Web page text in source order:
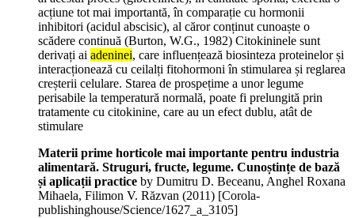
acțiune tot mai importantă, în comparație cu hormonii
inhibitori (acidul abscisic), al căror conținut cunoaște o
scădere continuă (Burton, W.G., 1982) Citokininele sunt
derivați ai adeninei, care influențează biosinteza proteinelor și
interacționează cu ceilalți fitohormoni în stimularea și reglarea
creșterii celulare. Starea de prospețime a unor legume
perisabile la temperatură normală, poate fi prelungită prin
tratamente cu citokinine, care au un efect dublu, atât de
stimulare
Materii prime horticole mai importante pentru industria
alimentară. Struguri, fructe, legume. Cunoștințe de bază
și aplicații practice by Dumitru D. Beceanu, Anghel Roxana
Mihaela, Filimon V. Răzvan (2011) [Corola-
publishinghouse/Science/1627_a_3105]